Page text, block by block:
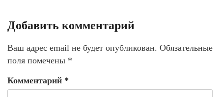
Добавить комментарий
Ваш адрес email не будет опубликован. Обязательные
поля помечены *
Комментарий *